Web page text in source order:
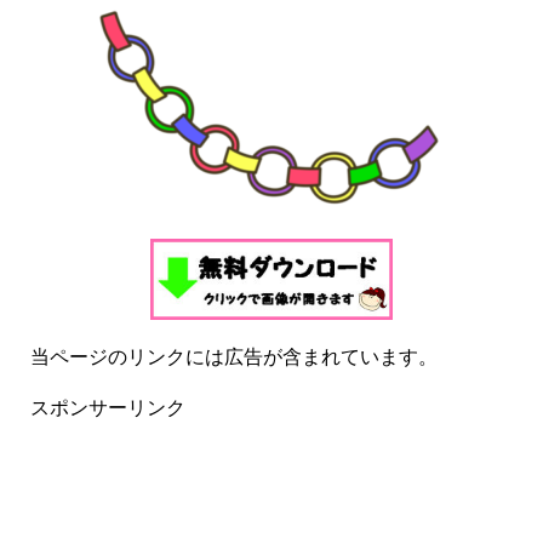
当ページのリンクには広告が含まれています。
スポンサーリンク